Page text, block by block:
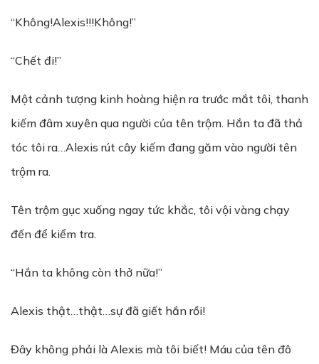
“Không!Alexis!!!Không!”
“Chết đi!”
Một cảnh tượng kinh hoàng hiện ra trước mắt tôi, thanh
kiếm đâm xuyên qua người của tên trộm. Hắn ta đã thả
tóc tôi ra…Alexis rút cây kiếm đang găm vào người tên
trộm ra.
Tên trộm gục xuống ngay tức khắc, tôi vội vàng chạy
đến để kiểm tra.
“Hắn ta không còn thở nữa!”
Alexis thật…thật…sự đã giết hắn rồi!
Đây không phải là Alexis mà tôi biết! Máu của tên đô